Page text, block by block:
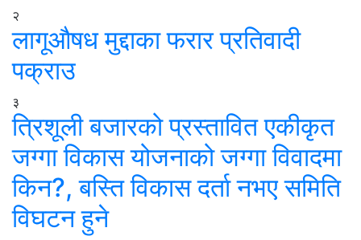
२
लागूऔषध मुद्दाका फरार प्रतिवादी
पक्राउ
३
त्रिशूली बजारको प्रस्तावित एकीकृत
जग्गा विकास योजनाको जग्गा विवादमा
किन?, बस्ति विकास दर्ता नभए समिति
विघटन हुने